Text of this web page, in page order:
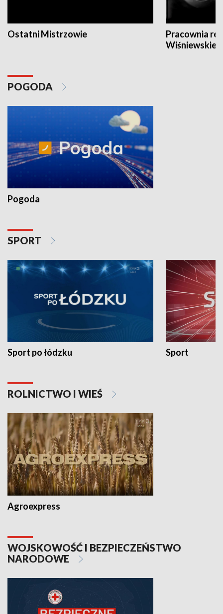
Ostatni Mistrzowie
Pracownia
POGODA
Pogoda
SPORT
Sport po łódzku Sport
ROLNICTWO I WIEŚ
Agroexpress
WOJSKOWOŚĆ I BEZPIECZEŃSTWO
NARODOWE